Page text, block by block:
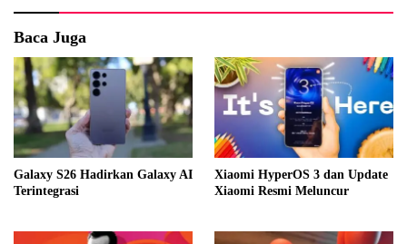
Baca Juga
Galaxy S26 Hadirkan Galaxy AI
Terintegrasi
Xiaomi HyperOS 3 dan Update
Xiaomi Resmi Meluncur